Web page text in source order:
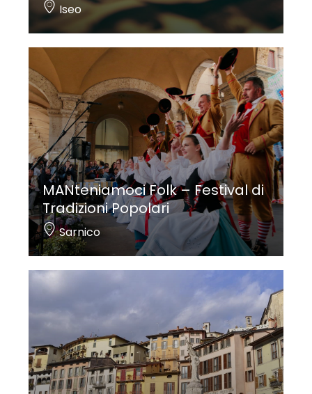
Iseo
MANteniamoci Folk – Festival di
Tradizioni Popolari
Sarnico